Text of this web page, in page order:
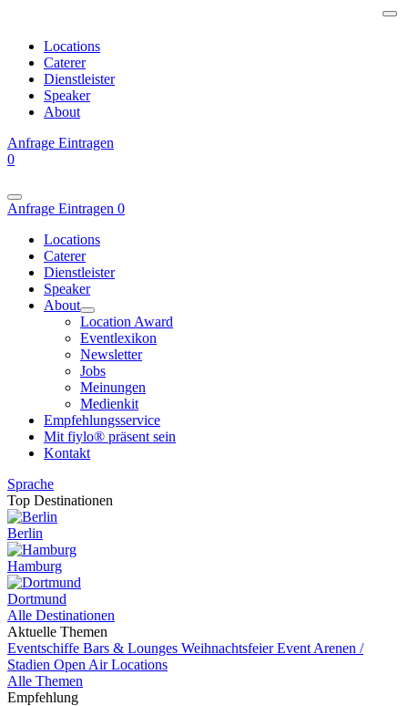
Locations
Caterer
Dienstleister
Speaker
About
Anfrage Eintragen
0
Anfrage Eintragen 0
Locations
Caterer
Dienstleister
Speaker
About
Location Award
Eventlexikon
Newsletter
Jobs
Meinungen
Medienkit
Empfehlungsservice
Mit fiylo® präsent sein
Kontakt
Sprache
Top Destinationen
Berlin
Hamburg
Dortmund
Alle Destinationen
Aktuelle Themen
Eventschiffe Bars & Lounges WeihnachtsfeierEvent Arenen /
Stadien Open Air Locations
Alle Themen
Empfehlung